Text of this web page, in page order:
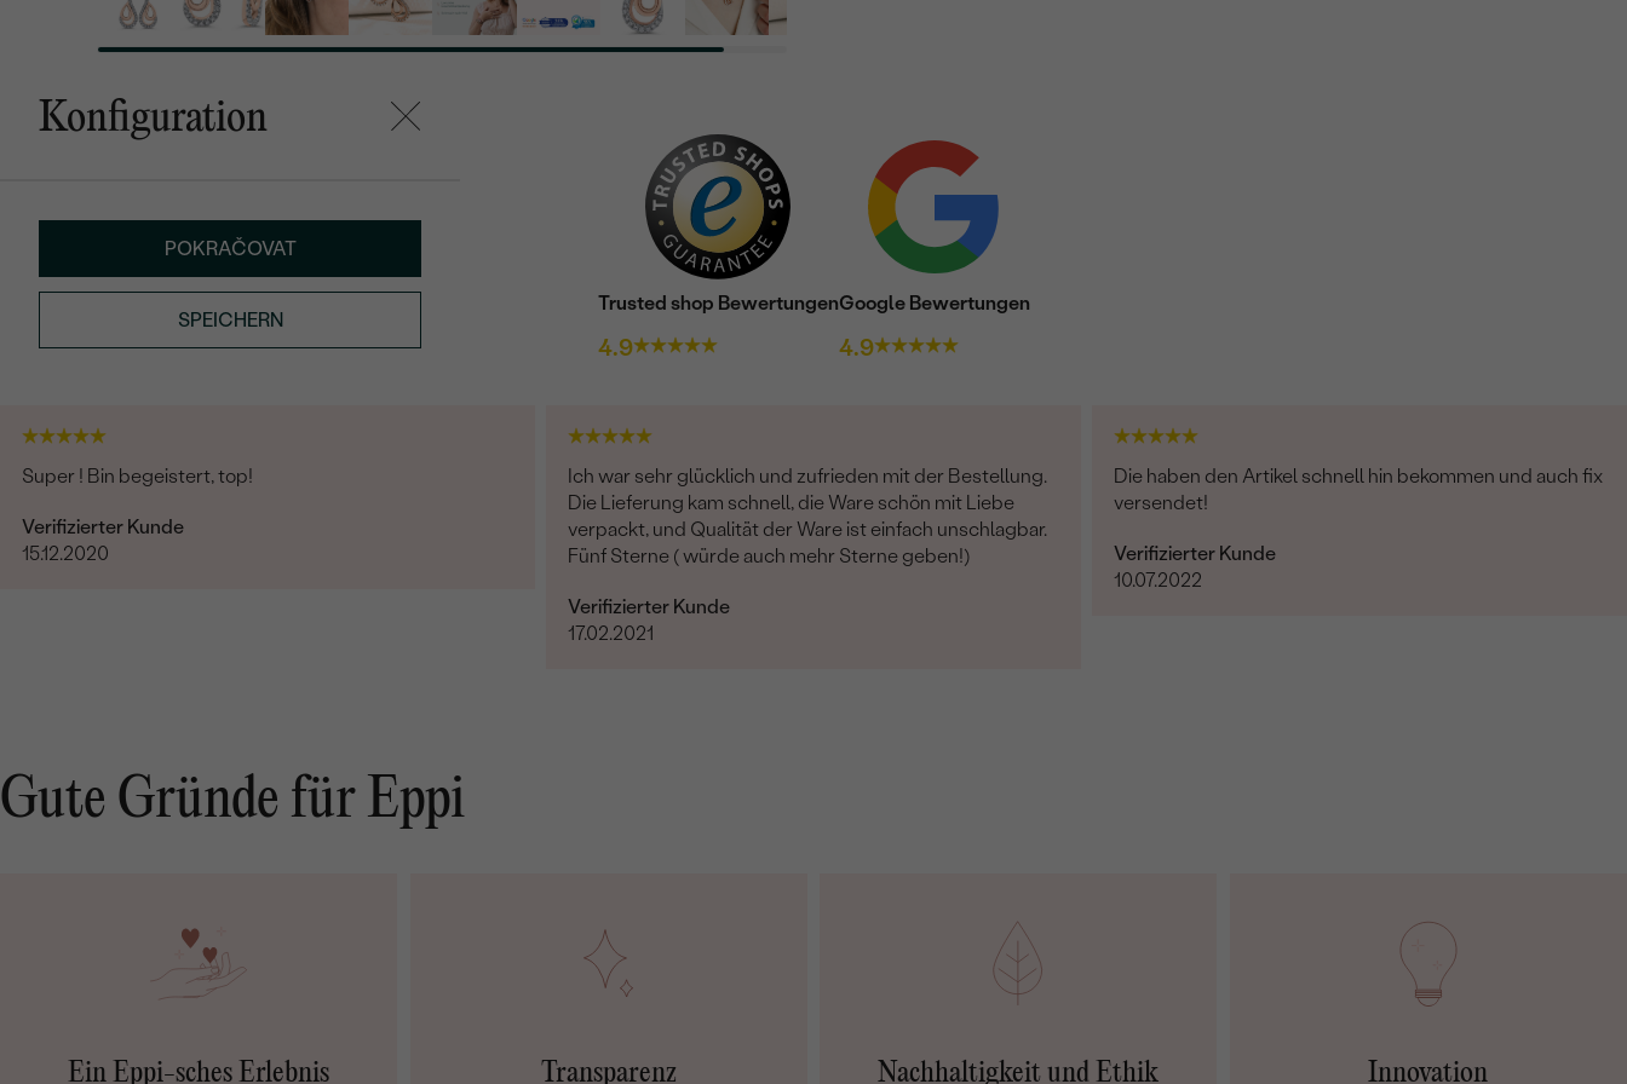
Konfiguration
POKRAČOVAT
SPEICHERN
Trusted shop Bewertungen
4.9
Google Bewertungen
4.9
Super ! Bin begeistert, top!
Verifizierter Kunde
15.12.2020
Ich war sehr glücklich und zufrieden mit der Bestellung.
Die Lieferung kam schnell, die Ware schön mit Liebe
verpackt, und Qualität der Ware ist einfach unschlagbar.
Fünf Sterne ( würde auch mehr Sterne geben!)
Verifizierter Kunde
17.02.2021
Die haben den Artikel schnell hin bekommen und auch fix
versendet!
Verifizierter Kunde
10.07.2022
Gute Gründe für Eppi
Ein Eppi-sches Erlebnis Transparenz Nachhaltigkeit und Ethik Innovation